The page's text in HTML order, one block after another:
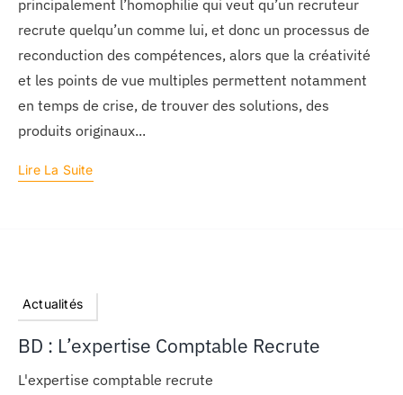
principalement l’homophilie qui veut qu’un recruteur
recrute quelqu’un comme lui, et donc un processus de
reconduction des compétences, alors que la créativité
et les points de vue multiples permettent notamment
en temps de crise, de trouver des solutions, des
produits originaux...
Lire La Suite
Actualités
BD : L’expertise Comptable Recrute
L'expertise comptable recrute